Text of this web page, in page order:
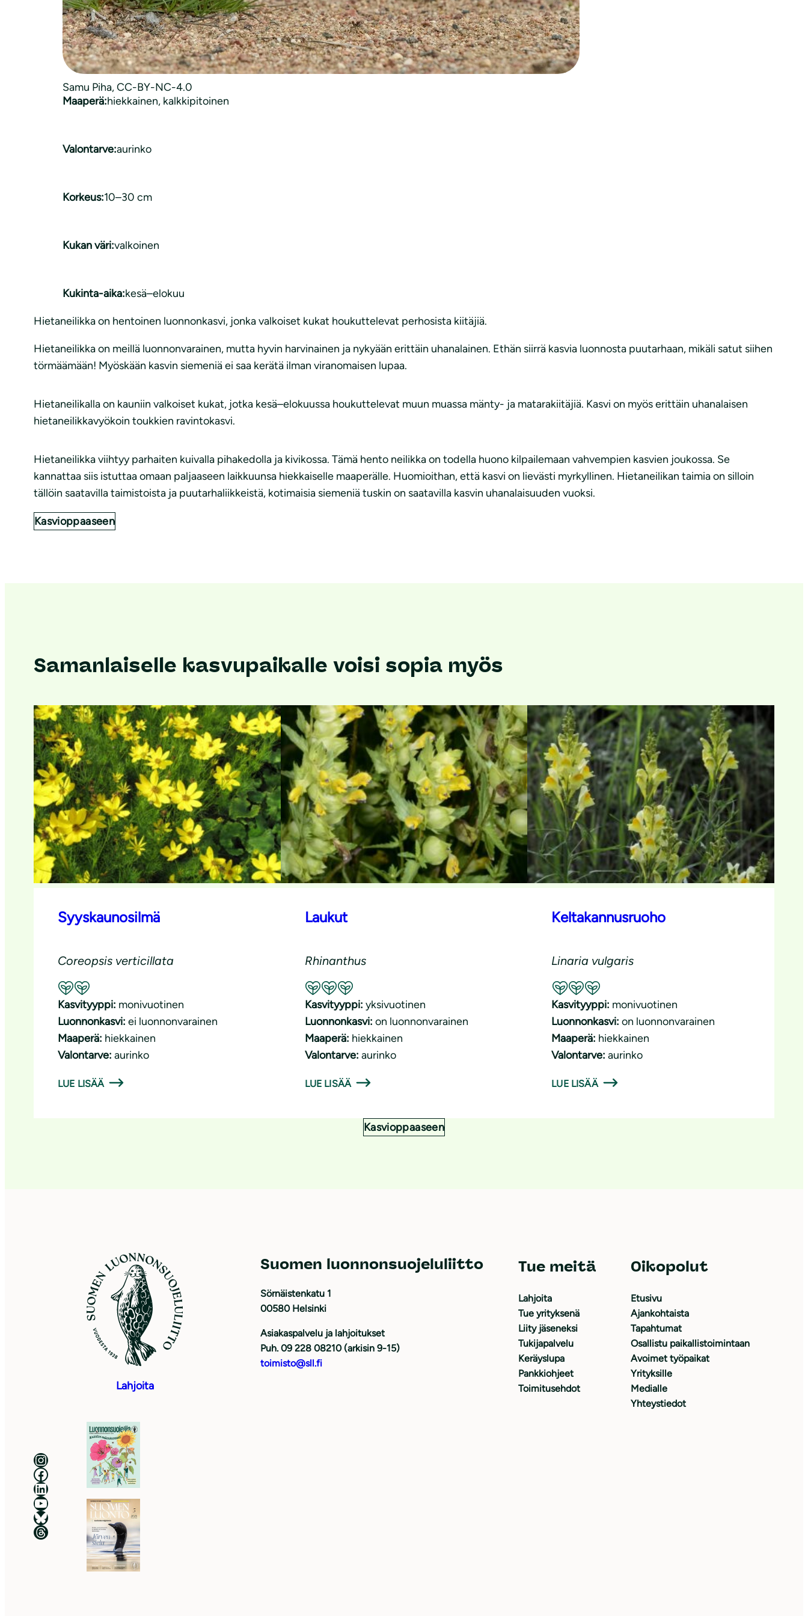
Samu Piha, CC-BY-NC-4.0
Kasvityyppi:monivuotinen
Luonnonkasvi:on luonnonvarainen
Maaperä:hiekkainen, kalkkipitoinen
Valontarve:aurinko
Korkeus:10–30 cm
Kukan väri:valkoinen
Kukinta-aika:kesä–elokuu
Hietaneilikka on hentoinen luonnonkasvi, jonka valkoiset kukat houkuttelevat perhosista kiitäjiä.
Hietaneilikka on meillä luonnonvarainen, mutta hyvin harvinainen ja nykyään erittäin uhanalainen. Ethän siirrä kasvia luonnosta puutarhaan, mikäli satut siihen
törmäämään! Myöskään kasvin siemeniä ei saa kerätä ilman viranomaisen lupaa.
Hietaneilikalla on kauniin valkoiset kukat, jotka kesä–elokuussa houkuttelevat muun muassa mänty- ja matarakiitäjiä. Kasvi on myös erittäin uhanalaisen
hietaneilikkavyökoin toukkien ravintokasvi.
Hietaneilikka viihtyy parhaiten kuivalla pihakedolla ja kivikossa. Tämä hento neilikka on todella huono kilpailemaan vahvempien kasvien joukossa. Se
kannattaa siis istuttaa omaan paljaaseen laikkuunsa hiekkaiselle maaperälle. Huomioithan, että kasvi on lievästi myrkyllinen. Hietaneilikan taimia on silloin
tällöin saatavilla taimistoista ja puutarhaliikkeistä, kotimaisia siemeniä tuskin on saatavilla kasvin uhanalaisuuden vuoksi.
Kasvioppaaseen
Samanlaiselle kasvupaikalle voisi sopia myös
Syyskaunosilmä
Coreopsis verticillata
Suositeltavuus: Hyvä pölyttäjäkasvi
Kasvityyppi: monivuotinen
Luonnonkasvi: ei luonnonvarainen
Maaperä: hiekkainen
Valontarve: aurinko
LUE LISÄÄ
Laukut
Rhinanthus
Suositeltavuus: Erinomainen pölyttäjäkasvi
Kasvityyppi: yksivuotinen
Luonnonkasvi: on luonnonvarainen
Maaperä: hiekkainen
Valontarve: aurinko
LUE LISÄÄ
Keltakannusruoho
Linaria vulgaris
Suositeltavuus: Erinomainen pölyttäjäkasvi
Kasvityyppi: monivuotinen
Luonnonkasvi: on luonnonvarainen
Maaperä: hiekkainen
Valontarve: aurinko
LUE LISÄÄ
Kasvioppaaseen
Lahjoita
Suomen luonnonsuojeluliitto
Sörnäistenkatu 1
00580 Helsinki
Asiakaspalvelu ja lahjoitukset
Puh. 09 228 08210 (arkisin 9-15)
toimisto@sll.fi
Tue meitä
Lahjoita
Tue yrityksenä
Liity jäseneksi
Tukijapalvelu
Keräyslupa
Pankkiohjeet
Toimitusehdot
Oikopolut
Etusivu
Ajankohtaista
Tapahtumat
Osallistu paikallistoimintaan
Avoimet työpaikat
Yrityksille
Medialle
Yhteystiedot
Luonnonsuojeluliitto Instagramissa
Luonnonsuojeluliitto Facebookissa
Luonnonsuojeluliitto LinkedInissä
Luonnonsuojeluliiton YouTube-kanava
Luonnonsuojeluliitto Blueskyssa
Luonnonsuojeluliitto Threadsissa